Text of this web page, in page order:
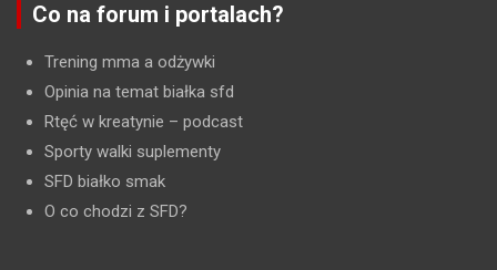
Co na forum i portalach?
Trening mma a odżywki
Opinia na temat białka sfd
Rtęć w kreatynie – podcast
Sporty walki suplementy
SFD białko smak
O co chodzi z SFD?